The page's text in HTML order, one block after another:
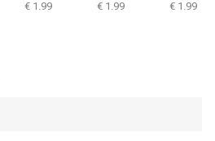
€ 1.99 € 1.99
€ 1.99